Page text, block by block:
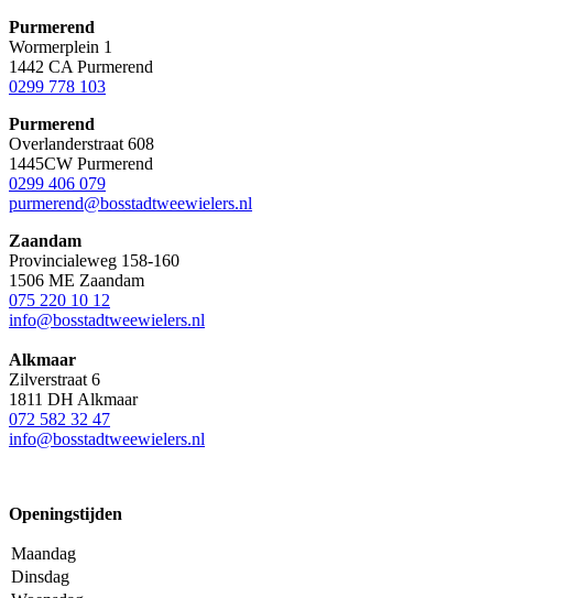
Purmerend
Wormerplein 1
1442 CA Purmerend
0299 778 103
Purmerend
Overlanderstraat 608
1445CW Purmerend
0299 406 079
purmerend@bosstadtweewielers.nl
Zaandam
Provincialeweg 158-160
1506 ME Zaandam
075 220 10 12
info@bosstadtweewielers.nl
Alkmaar
Zilverstraat 6
1811 DH Alkmaar
072 582 32 47
info@bosstadtweewielers.nl
Openingstijden
Maandag
Dinsdag